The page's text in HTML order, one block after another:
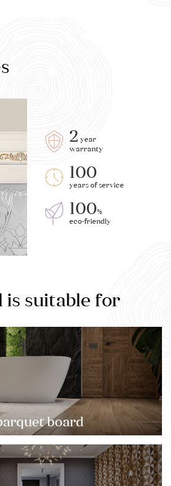
2 year
warranty
100
years of service
100%
eco-friendly
is suitable for
board